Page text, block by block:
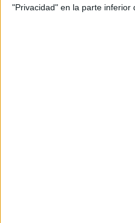
"Privacidad" en la parte inferior